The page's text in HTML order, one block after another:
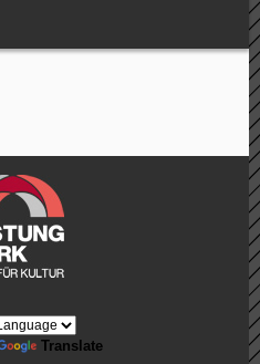
Translate